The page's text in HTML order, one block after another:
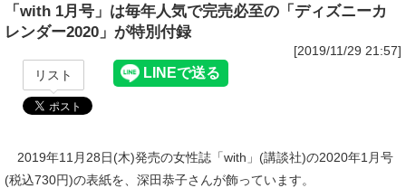
「with 1月号」は毎年人気で完売必至の「ディズニーカ
レンダー2020」が特別付録
[2019/11/29 21:57]
リスト
2019年11月28日(木)発売の女性誌「with」(講談社)の2020年1月号
(税込730円)の表紙を、深田恭子さんが飾っています。